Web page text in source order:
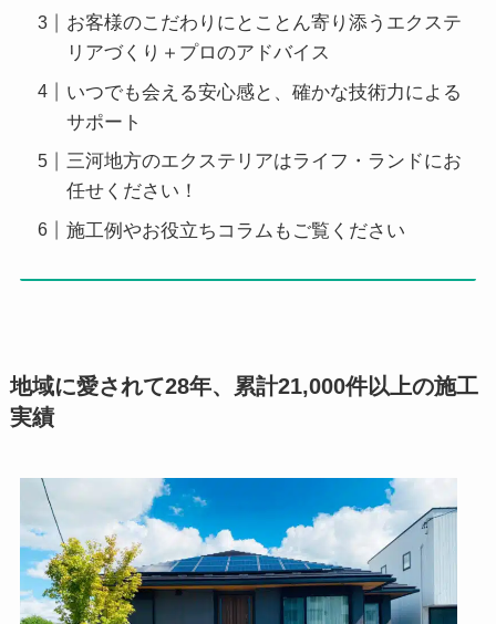
お客様のこだわりにとことん寄り添うエクステ
リアづくり＋プロのアドバイス
いつでも会える安心感と、確かな技術力による
サポート
三河地方のエクステリアはライフ・ランドにお
任せください！
施工例やお役立ちコラムもご覧ください
地域に愛されて28年、累計21,000件以上の施工
実績